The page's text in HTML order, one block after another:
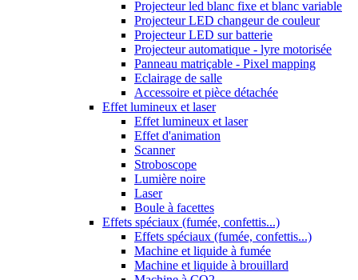
Projecteur led blanc fixe et blanc variable
Projecteur LED changeur de couleur
Projecteur LED sur batterie
Projecteur automatique - lyre motorisée
Panneau matriçable - Pixel mapping
Eclairage de salle
Accessoire et pièce détachée
Effet lumineux et laser
Effet lumineux et laser
Effet d'animation
Scanner
Stroboscope
Lumière noire
Laser
Boule à facettes
Effets spéciaux (fumée, confettis...)
Effets spéciaux (fumée, confettis...)
Machine et liquide à fumée
Machine et liquide à brouillard